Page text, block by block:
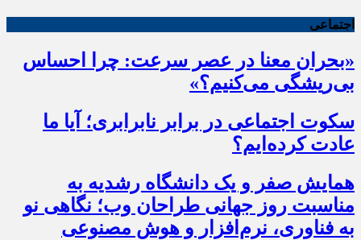
اجتماعی
«بحران معنا در عصر سرعت: چرا احساس
بی‌ریشگی می‌کنیم؟»
سکوت اجتماعی در برابر نابرابری؛ آیا ما
عادت کرده‌ایم؟
همایش صفر و یک دانشگاه رشدیه به
مناسبت روز جهانی طراحان وب؛ نگاهی نو
به فناوری، نرم‌افزار و هوش مصنوعی